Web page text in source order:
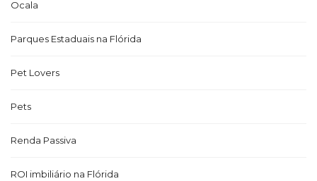
Ocala
Parques Estaduais na Flórida
Pet Lovers
Pets
Renda Passiva
ROI imbiliário na Flórida